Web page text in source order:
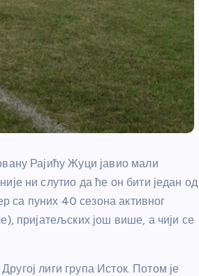
Рајићу Жуци јавио мали
ни слутио да ће он бити један од
са пуних 40 сезона активног
пријатељских још више, а чији се
лиги група Исток. Потом је